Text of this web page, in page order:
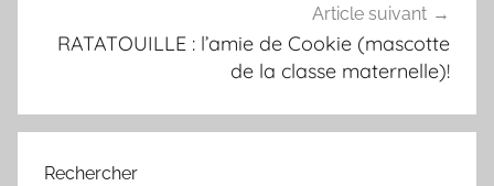
Article suivant
RATATOUILLE : l’amie de Cookie (mascotte
de la classe maternelle)!
Rechercher